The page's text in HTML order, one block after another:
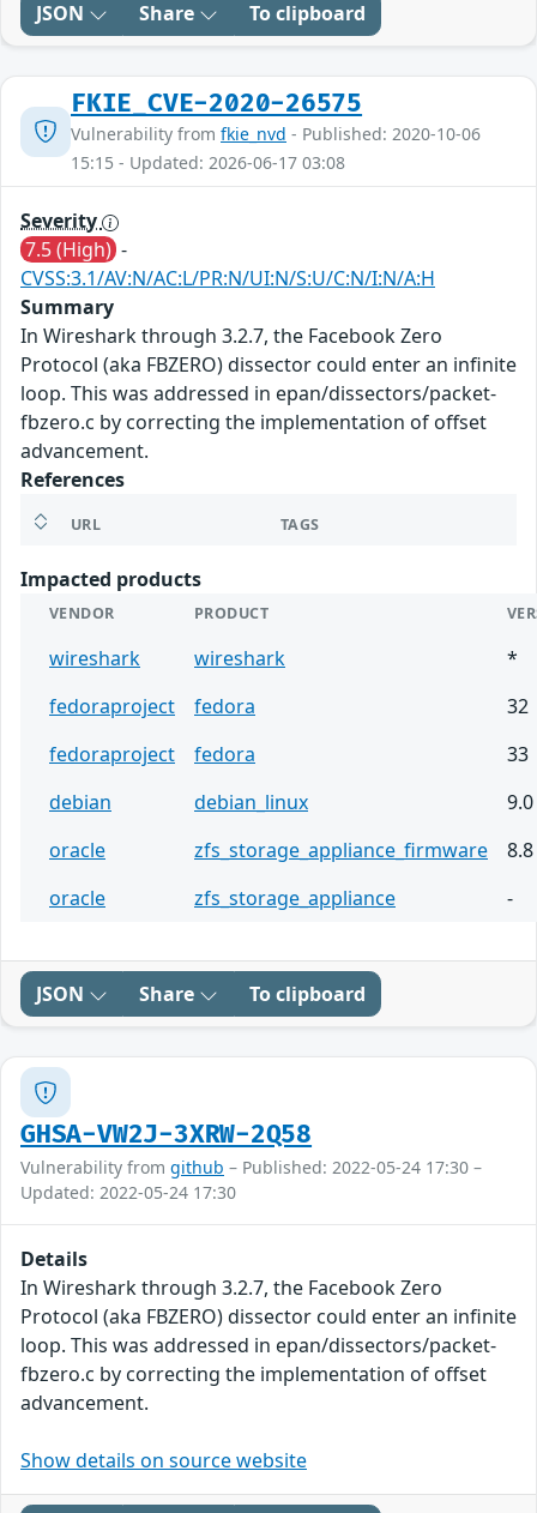
JSON Share To clipboard
FKIE_CVE-2020-26575
Vulnerability from fkie_nvd - Published: 2020-10-06
15:15 - Updated: 2026-06-17 03:08
Severity
7.5 (High) -
CVSS:3.1/AV:N/AC:L/PR:N/UI:N/S:U/C:N/I:N/A:H
Summary
In Wireshark through 3.2.7, the Facebook Zero
Protocol (aka FBZERO) dissector could enter an infinite
loop. This was addressed in epan/dissectors/packet-
fbzero.c by correcting the implementation of offset
advancement.
References
URL TAGS
Impacted products
VENDOR PRODUCT
wireshark wireshark
*
fedoraproject
fedora
32
fedoraproject
fedora
33
debian
debian_linux
9.0
oracle
zfs_storage_appliance_firmware
8.8
oracle
zfs_storage_appliance -
JSON Share To clipboard
GHSA-VW2J-3XRW-2Q58
Vulnerability from github – Published: 2022-05-24 17:30 –
Updated: 2022-05-24 17:30
Details
In Wireshark through 3.2.7, the Facebook Zero
Protocol (aka FBZERO) dissector could enter an infinite
loop. This was addressed in epan/dissectors/packet-
fbzero.c by correcting the implementation of offset
advancement.
Show details on source website